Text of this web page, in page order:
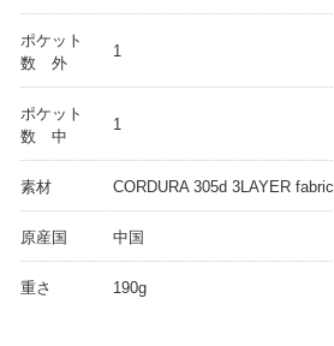
ポケット
数 外
1
ポケット
数 中
1
素材 CORDURA 305d 3LAYER fabric
原産国 中国
重さ 190g